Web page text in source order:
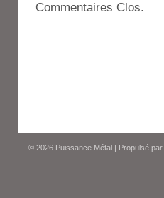
Commentaires Clos.
© 2026 Puissance Métal | Propulsé par